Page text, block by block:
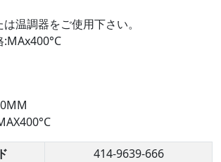
温調器をご使用下さい。
:MAx400°C
414-9639-666